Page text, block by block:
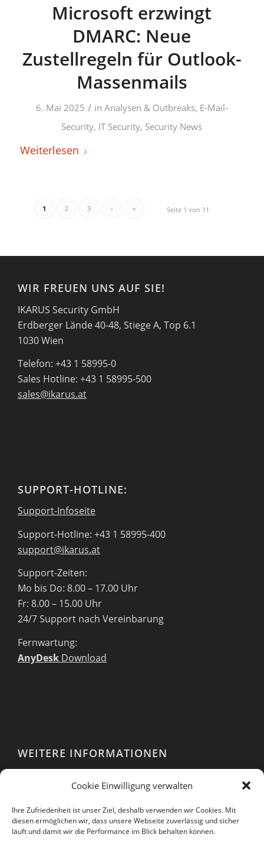
Cookie Einwilligung verwalten
Ihre Zufriedenheit ist unser Ziel, deshalb verwenden wir Cookies. Mit
diesen ermöglichen wir, dass unsere Webseite zuverlässig und sicher
läuft und damit wir die Performance im Blick behalten können.
Microsoft erzwingt
DMARC: Neue
Zustellregeln für Outlook-
Massenmails
6. Mai 2025 / in Analysen & Outbreaks, E-Mail-
Security, IT Security, Security News
Weiterlesen
Seite 1 von 11
1 2 3 › »
WIR FREUEN UNS AUF SIE!
IKARUS Security GmbH
Erdberger Lände 40-48, Stiege A, Top 6.1
1030 Wien
Telefon: +43 1 58995-0
Sales Hotline: +43 1 58995-500
sales@ikarus.at
SUPPORT-HOTLINE:
Support-Infoseite
Support-Hotline: +43 1 58995-400
support@ikarus.at
Support-Zeiten:
Mo bis Do: 8.00 – 17.00 Uhr
Fr: 8.00 – 15.00 Uhr
24/7 Support nach Vereinbarung
Fernwartung:
AnyDesk Download
WEITERE INFORMATIONEN
AGB
EULA
Datenschutzerklärung